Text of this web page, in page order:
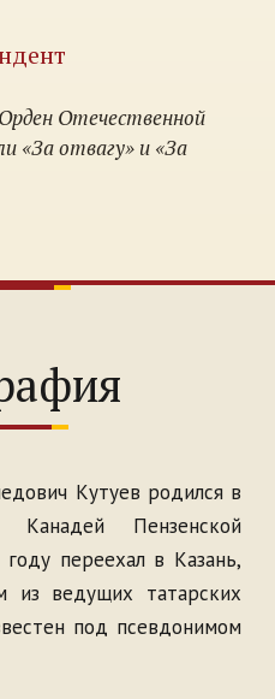
Отечественной
«За отвагу» и «За
Кутуев родился в
Канадей Пензенской
переехал в Казань,
из ведущих татарских
под псевдонимом